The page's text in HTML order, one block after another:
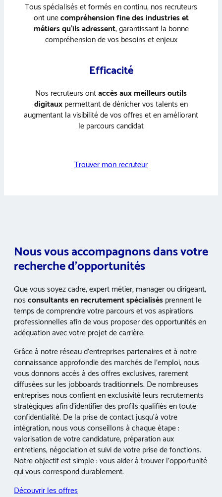
Tous spécialisés et formés en continu, nos recruteurs
ont unecompréhension fine des industries et
métiers qu’ils adressent, garantissant la bonne
compréhension de vos besoins et enjeux
Efficacité
Nos recruteurs ontaccès aux meilleurs outils
digitauxpermettant de dénicher vos talents en
augmentant la visibilité de vos offres et en améliorant
le parcours candidat
Trouver mon recruteur
Nous vous accompagnons dans votre
recherche d’opportunités
Que vous soyez cadre, expert métier, manager ou dirigeant,
nosconsultants en recrutement spécialisésprennent le
temps de comprendre votre parcours et vos aspirations
professionnelles afin de vous proposer des opportunités en
adéquation avec votre projet de carrière.
Grâce à notre réseau d’entreprises partenaires et à notre
connaissance approfondie des marchés de l’emploi, nous
vous donnons accès à des offres exclusives, rarement
diffusées sur les jobboards traditionnels. De nombreuses
entreprises nous confient en exclusivité leurs recrutements
stratégiques afin d’identifier des profils qualifiés en toute
confidentialité. De la prise de contact jusqu’à votre
intégration, nous vous conseillons à chaque étape :
valorisation de votre candidature, préparation aux
entretiens, négociation et suivi de votre prise de fonctions.
Notre objectif est simple : vous aider à trouver l’opportunité
qui vous correspond durablement.
Découvrir les offres